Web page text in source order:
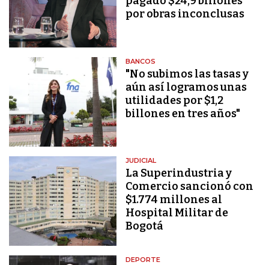
por obras inconclusas
BANCOS
"No subimos las tasas y
aún así logramos unas
utilidades por $1,2
billones en tres años"
JUDICIAL
La Superindustria y
Comercio sancionó con
$1.774 millones al
Hospital Militar de
Bogotá
DEPORTE